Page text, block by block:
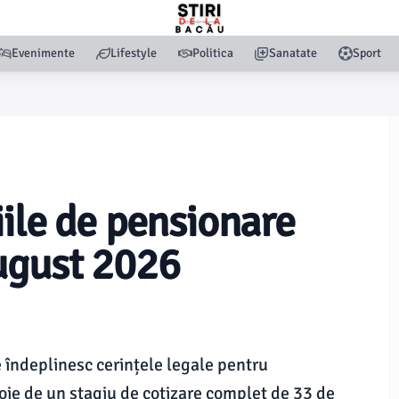
Evenimente Lifestyle Politica Sanatate Sport
de pensionare
2026
cerințele legale pentru
de un stagiu de cotizare complet de 33 de